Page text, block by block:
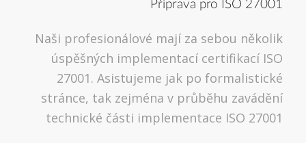
Příprava pro ISO 27001
Naši profesionálové mají za sebou několik
úspěšných implementací certifikací ISO
27001. Asistujeme jak po formalistické
stránce, tak zejména v průběhu zavádění
technické části implementace ISO 27001